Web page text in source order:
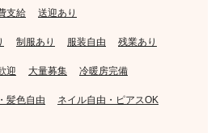
支給 送迎あり
制服あり 服装自由 残業あり
迎 大量募集 冷暖房完備
髪色自由 ネイル自由・ピアスOK